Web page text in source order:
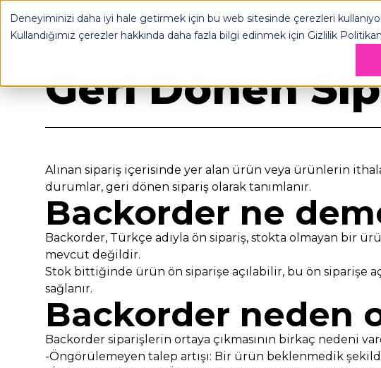
Deneyiminizi daha iyi hale getirmek için bu web sitesinde çerezleri
Kullandığımız çerezler hakkında daha fazla bilgi edinmek için Gizlilik
OPLOG FULFILLMENT
Geri Dön
Geri Dönen
Alınan sipariş içerisinde yer alan ürün veya ürünlerin
durumlar, geri dönen sipariş olarak tanımlanır.
Backorder ne
Backorder, Türkçe adıyla ön sipariş, stokta olmayan bir
mevcut değildir.
Stok bittiğinde ürün ön siparişe açılabilir, bu ön siparişe
sağlanır.
Backorder neden
Backorder siparişlerin ortaya çıkmasının birkaç nedeni
-Öngörülemeyen talep artışı: Bir ürün beklenmedik